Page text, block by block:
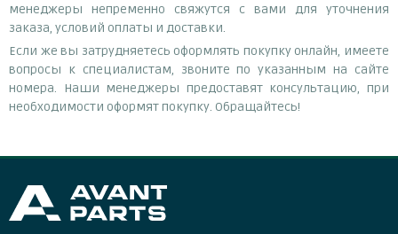
менеджеры непременно свяжутся с вами для уточнения
заказа, условий оплаты и доставки.
Если же вы затрудняетесь оформлять покупку онлайн, имеете
вопросы к специалистам, звоните по указанным на сайте
номера. Наши менеджеры предоставят консультацию, при
необходимости оформят покупку. Обращайтесь!